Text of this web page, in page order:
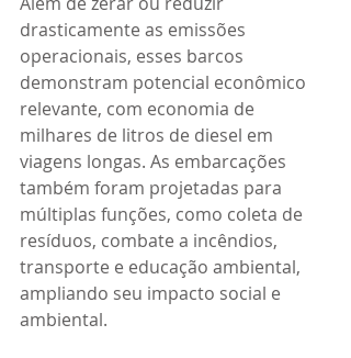
drasticamente as emissões
operacionais, esses barcos
demonstram potencial econômico
relevante, com economia de
milhares de litros de diesel em
viagens longas. As embarcações
também foram projetadas para
múltiplas funções, como coleta de
resíduos, combate a incêndios,
transporte e educação ambiental,
ampliando seu impacto social e
ambiental.